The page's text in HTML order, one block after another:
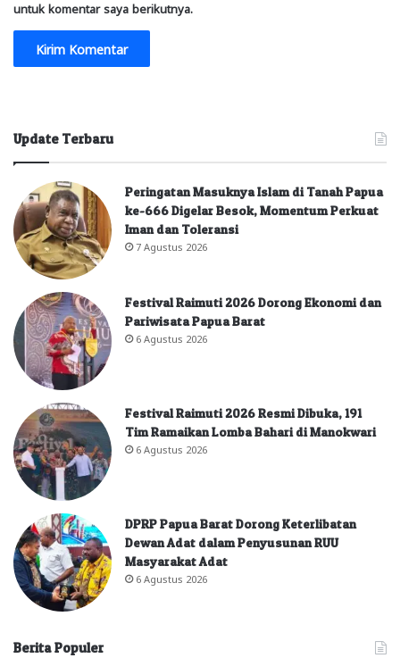
untuk komentar saya berikutnya.
Update Terbaru
Peringatan Masuknya Islam di Tanah Papua
ke-666 Digelar Besok, Momentum Perkuat
Iman dan Toleransi
7 Agustus 2026
Festival Raimuti 2026 Dorong Ekonomi dan
Pariwisata Papua Barat
6 Agustus 2026
Festival Raimuti 2026 Resmi Dibuka, 191
Tim Ramaikan Lomba Bahari di Manokwari
6 Agustus 2026
DPRP Papua Barat Dorong Keterlibatan
Dewan Adat dalam Penyusunan RUU
Masyarakat Adat
6 Agustus 2026
Berita Populer